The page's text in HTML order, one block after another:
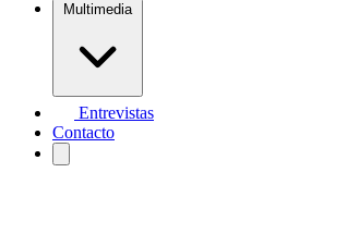
Multimedia
Entrevistas
Contacto